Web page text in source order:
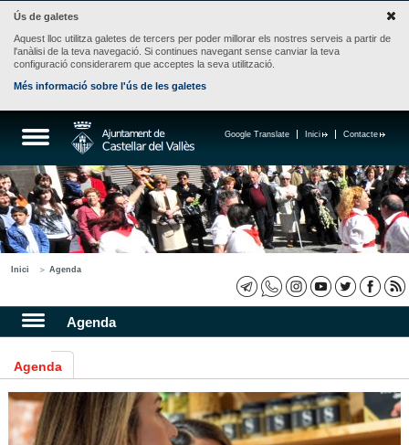
Ús de galetes
Aquest lloc utilitza galetes de tercers per poder millorar els nostres serveis a partir de
l'anàlisi de la teva navegació. Si continues navegant sense canviar la teva
configuració considerarem que acceptes la seva utilització.
Més informació sobre l'ús de les galetes
Contacte
Inici
Google Translate
Inici Agenda
Agenda
Agenda